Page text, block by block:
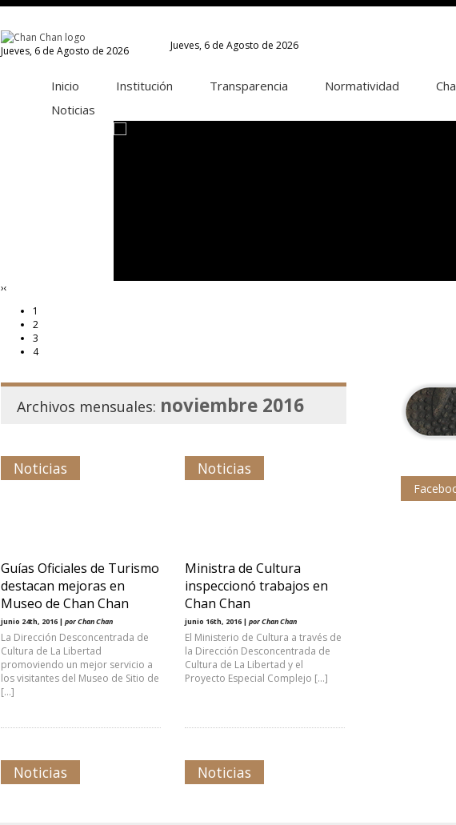
Jueves, 6 de Agosto de 2026
Jueves, 6 de Agosto de 2026
Inicio Institución Transparencia Normatividad
Noticias
›‹
1
2
3
4
Archivos mensuales: noviembre 2016
Noticias
Guías Oficiales de Turismo
destacan mejoras en
Museo de Chan Chan
junio 24th, 2016 | por Chan Chan
La Dirección Desconcentrada de
Cultura de La Libertad
promoviendo un mejor servicio a
los visitantes del Museo de Sitio de
[…]
Noticias
Ministra de Cultura
inspeccionó trabajos en
Chan Chan
junio 16th, 2016 | por Chan Chan
El Ministerio de Cultura a través de
la Dirección Desconcentrada de
Cultura de La Libertad y el
Proyecto Especial Complejo […]
Noticias Noticias